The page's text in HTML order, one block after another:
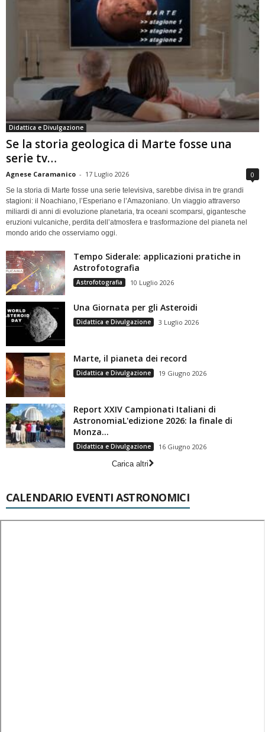
Didattica e Divulgazione
Se la storia geologica di Marte fosse una
serie tv…
Agnese Caramanico - 17 Luglio 2026 0
Se la storia di Marte fosse una serie televisiva, sarebbe divisa in tre grandi
stagioni: il Noachiano, l’Esperiano e l’Amazoniano. Un viaggio attraverso
miliardi di anni di evoluzione planetaria, tra oceani scomparsi, gigantesche
eruzioni vulcaniche, perdita dell’atmosfera e trasformazione del pianeta nel
mondo arido che osserviamo oggi.
Tempo Siderale: applicazioni pratiche in
Astrofotografia
Astrofotografia 10 Luglio 2026
Una Giornata per gli Asteroidi
Didattica e Divulgazione 3 Luglio 2026
Marte, il pianeta dei record
Didattica e Divulgazione 19 Giugno 2026
Report XXIV Campionati Italiani di
AstronomiaL'edizione 2026: la finale di
Monza...
Didattica e Divulgazione
16 Giugno 2026
Carica altri
CALENDARIO EVENTI ASTRONOMICI